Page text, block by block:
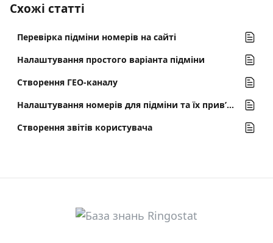
Схожі статті
Перевірка підміни номерів на сайті
Налаштування простого варіанта підміни
Створення ГЕО-каналу
Налаштування номерів для підміни та їх прив’язка до каналів
Створення звітів користувача